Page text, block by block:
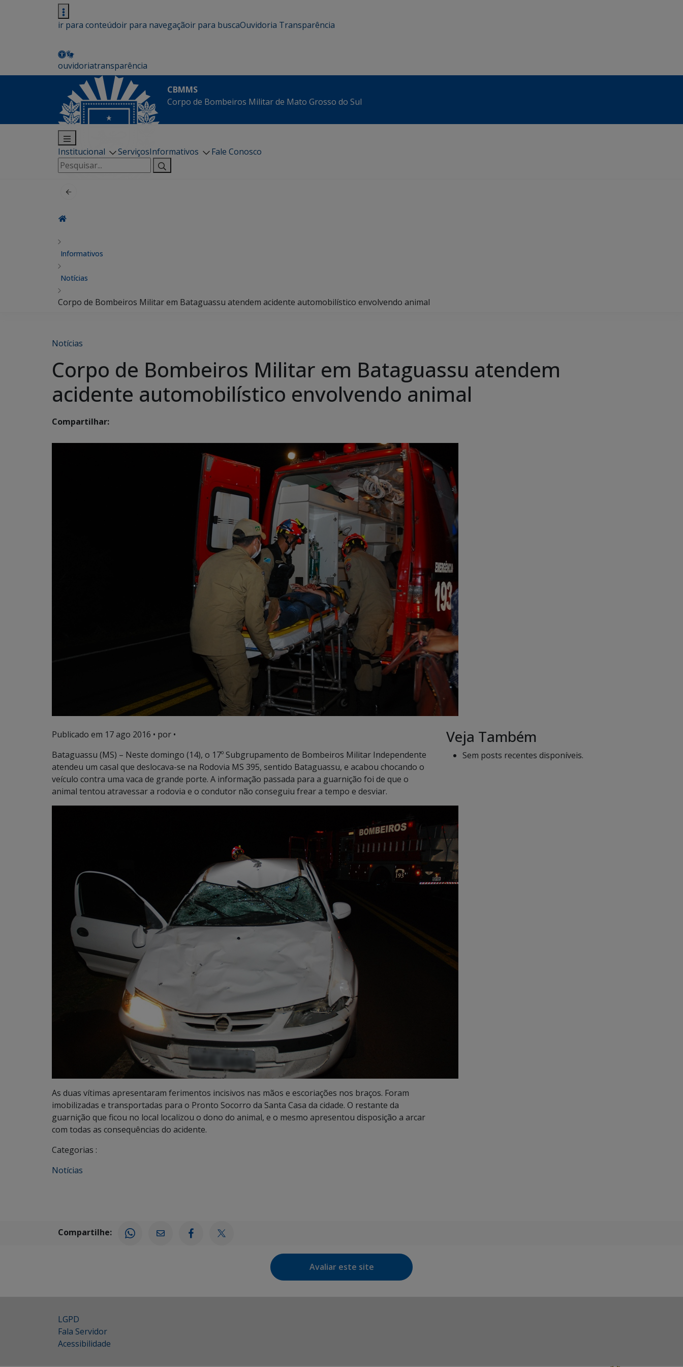
ir para conteúdoir para navegaçãoir para buscaOuvidoria Transparência
ouvidoriatransparência
CBMMS
Corpo de Bombeiros Militar de Mato Grosso do Sul
Institucional ServiçosInformativos
Fale Conosco
Pesquisar
por:
Informativos
Notícias
Corpo de Bombeiros Militar em Bataguassu atendem acidente automobilístico envolvendo animal
Notícias
Corpo de Bombeiros Militar em Bataguassu atendem
acidente automobilístico envolvendo animal
Compartilhar:
Publicado em 17 ago 2016 • por •
Bataguassu (MS) – Neste domingo (14), o 17º Subgrupamento de Bombeiros Militar Independente
atendeu um casal que deslocava-se na Rodovia MS 395, sentido Bataguassu, e acabou chocando o
veículo contra uma vaca de grande porte. A informação passada para a guarnição foi de que o
animal tentou atravessar a rodovia e o condutor não conseguiu frear a tempo e desviar.
As duas vítimas apresentaram ferimentos incisivos nas mãos e escoriações nos braços. Foram
imobilizadas e transportadas para o Pronto Socorro da Santa Casa da cidade. O restante da
guarnição que ficou no local localizou o dono do animal, e o mesmo apresentou disposição a arcar
com todas as consequências do acidente.
Categorias :
Notícias
Veja Também
Sem posts recentes disponíveis.
Compartilhe:
Avaliar este site
LGPD
Fala Servidor
Acessibilidade